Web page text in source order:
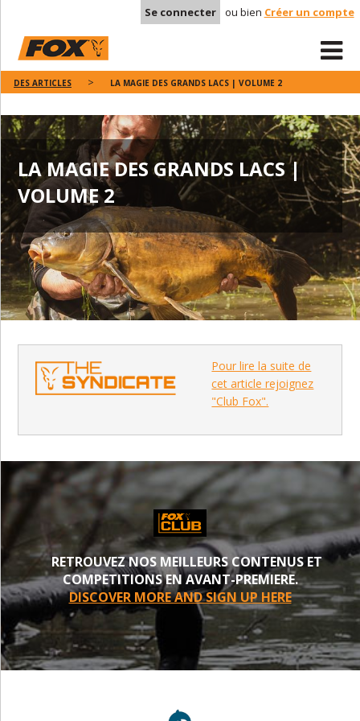
Se connecter ou bien Créer un compte
DES ARTICLES LA MAGIE DES GRANDS LACS | VOLUME 2
LA MAGIE DES GRANDS LACS |
VOLUME 2
Pour lire la suite de
cet article rejoignez
"Club Fox".
RETROUVEZ NOS MEILLEURS CONTENUS ET
COMPETITIONS EN AVANT-PREMIERE.
DISCOVER MORE AND SIGN UP HERE